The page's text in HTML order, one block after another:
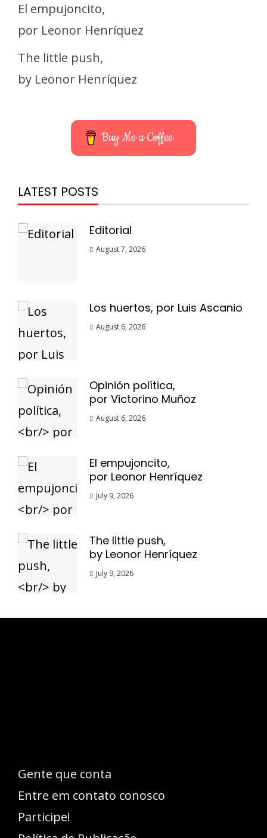
El empujoncito,
por Leonor Henríquez
The little push,
by Leonor Henríquez
Buy Me a Coffee
LATEST POSTS
Editorial
August 7, 2026
Los huertos, por Luis Ascanio
August 6, 2026
Opinión política,
por Victorino Muñoz
August 6, 2026
El empujoncito,
por Leonor Henríquez
July 9, 2026
The little push,
by Leonor Henríquez
July 9, 2026
Gente que conta
Entre em contato conosco
Participe!